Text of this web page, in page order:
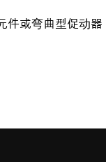
或弯曲型促动